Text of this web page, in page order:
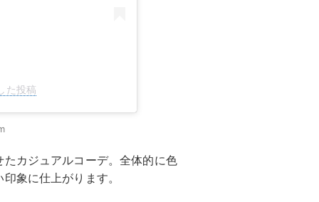
た投稿
カジュアルコーデ。全体的に色
象に仕上がります。